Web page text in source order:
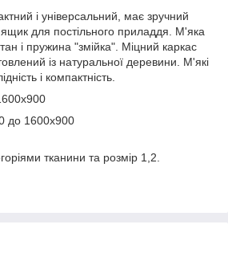
і універсальний, має зручний
для постільного приладдя. М'яка
і пружина "змійка". Міцний каркас
із натуральної деревини. М'які
і компактність.
до 1600х900
тканини та розмір 1,2.